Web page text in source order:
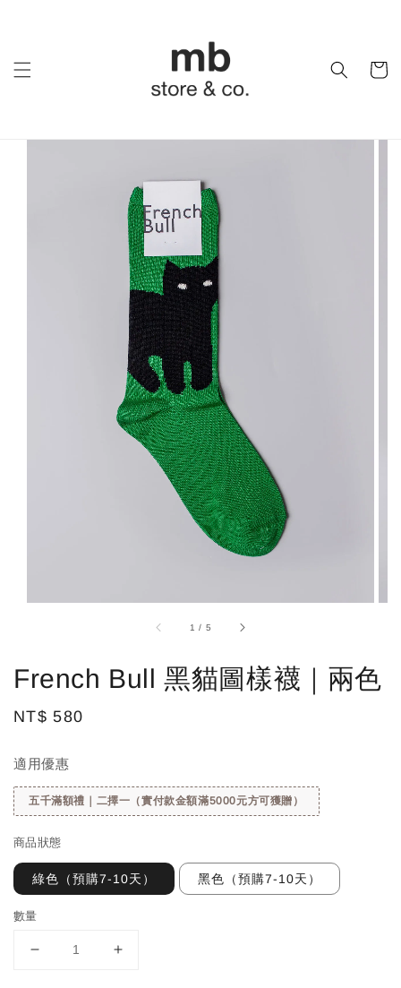
1 / 5
French Bull 黑貓圖樣襪｜兩色
Regular
NT$ 580
適用優惠
五千滿額禮｜二擇一（實付款金額滿5000元方可獲贈）
商品狀態
綠色（預購7-10天） 黑色（預購7-10天）
數量